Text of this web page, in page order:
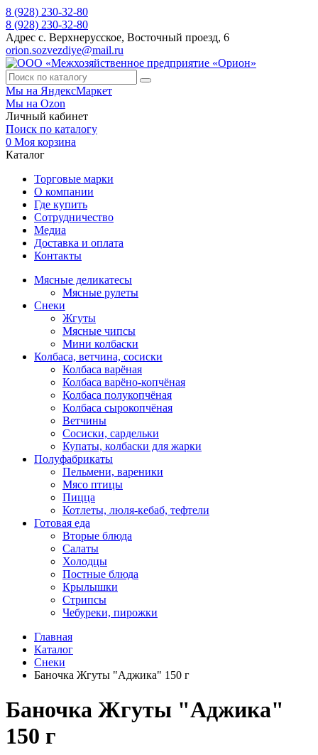
8 (928) 230-32-80
8 (928) 230-32-80
Адрес с. Верхнерусское, Восточный проезд, 6
orion.sozvezdiye@mail.ru
Мы на ЯндексМаркет
Мы на Ozon
Личный кабинет
Поиск по каталогу
0 Моя корзина
Каталог
Торговые марки
О компании
Где купить
Сотрудничество
Медиа
Доставка и оплата
Контакты
Мясные деликатесы
Мясные рулеты
Снеки
Жгуты
Мясные чипсы
Мини колбаски
Колбаса, ветчина, сосиски
Колбаса варёная
Колбаса варёно-копчёная
Колбаса полукопчёная
Колбаса сырокопчёная
Ветчины
Сосиски, сардельки
Купаты, колбаски для жарки
Полуфабрикаты
Пельмени, вареники
Мясо птицы
Пицца
Котлеты, люля-кебаб, тефтели
Готовая еда
Вторые блюда
Салаты
Холодцы
Постные блюда
Крылышки
Стрипсы
Чебуреки, пирожки
Главная
Каталог
Снеки
Баночка Жгуты "Аджика" 150 г
Баночка Жгуты "Аджика"
150 г